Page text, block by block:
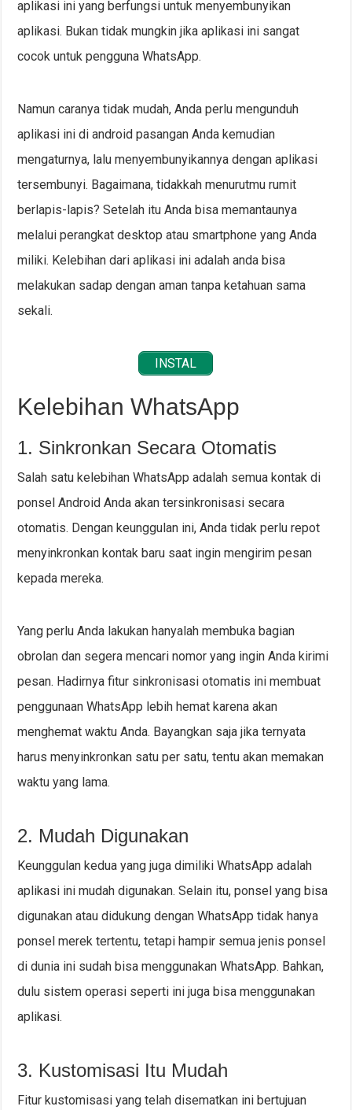
aplikasi ini yang berfungsi untuk menyembunyikan
aplikasi. Bukan tidak mungkin jika aplikasi ini sangat
cocok untuk pengguna WhatsApp.
Namun caranya tidak mudah, Anda perlu mengunduh
aplikasi ini di android pasangan Anda kemudian
mengaturnya, lalu menyembunyikannya dengan aplikasi
tersembunyi. Bagaimana, tidakkah menurutmu rumit
berlapis-lapis? Setelah itu Anda bisa memantaunya
melalui perangkat desktop atau smartphone yang Anda
miliki. Kelebihan dari aplikasi ini adalah anda bisa
melakukan sadap dengan aman tanpa ketahuan sama
sekali.
INSTAL
Kelebihan WhatsApp
1. Sinkronkan Secara Otomatis
Salah satu kelebihan WhatsApp adalah semua kontak di
ponsel Android Anda akan tersinkronisasi secara
otomatis. Dengan keunggulan ini, Anda tidak perlu repot
menyinkronkan kontak baru saat ingin mengirim pesan
kepada mereka.
Yang perlu Anda lakukan hanyalah membuka bagian
obrolan dan segera mencari nomor yang ingin Anda kirimi
pesan. Hadirnya fitur sinkronisasi otomatis ini membuat
penggunaan WhatsApp lebih hemat karena akan
menghemat waktu Anda. Bayangkan saja jika ternyata
harus menyinkronkan satu per satu, tentu akan memakan
waktu yang lama.
2. Mudah Digunakan
Keunggulan kedua yang juga dimiliki WhatsApp adalah
aplikasi ini mudah digunakan. Selain itu, ponsel yang bisa
digunakan atau didukung dengan WhatsApp tidak hanya
ponsel merek tertentu, tetapi hampir semua jenis ponsel
di dunia ini sudah bisa menggunakan WhatsApp. Bahkan,
dulu sistem operasi seperti ini juga bisa menggunakan
aplikasi.
3. Kustomisasi Itu Mudah
Fitur kustomisasi yang telah disematkan ini bertujuan